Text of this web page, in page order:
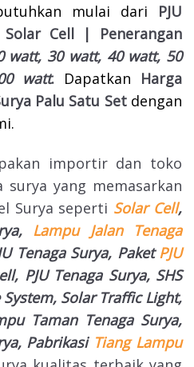
mulai dari PJU
Cell | Penerangan
watt, 30 watt, 40 watt, 50
watt. Dapatkan Harga
Palu Satu Set dengan
importir dan toko
yang memasarkan
Surya seperti Solar Cell,
Lampu Jalan Tenaga
Tenaga Surya, PaketPJU
PJU Tenaga Surya, SHS
Solar Traffic Light,
Taman Tenaga Surya,
Pabrikasi Tiang Lampu